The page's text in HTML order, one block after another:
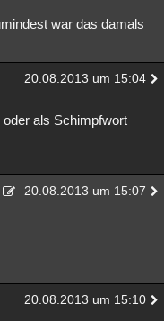
war das damals
20.08.2013 um 15:04
als Schimpfwort
20.08.2013 um 15:07
20.08.2013 um 15:10